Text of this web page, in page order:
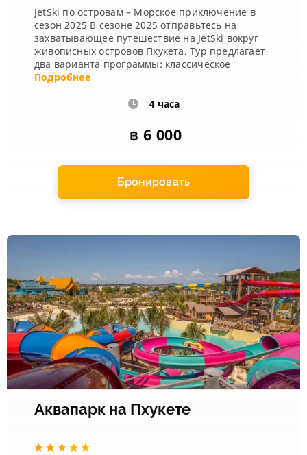
JetSki по островам – Морское приключение в
сезон 2025 В сезоне 2025 отправьтесь на
захватывающее путешествие на JetSki вокруг
живописных островов Пхукета. Тур предлагает
два варианта программы: классическое
путешествие по шести островам и более
Подробнее
4 часа
฿ 6 000
Бронировать
Аквапарк на Пхукете